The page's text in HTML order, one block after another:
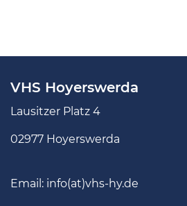
VHS Hoyerswerda
Lausitzer Platz 4
02977 Hoyerswerda
Email: info(at)vhs-hy.de